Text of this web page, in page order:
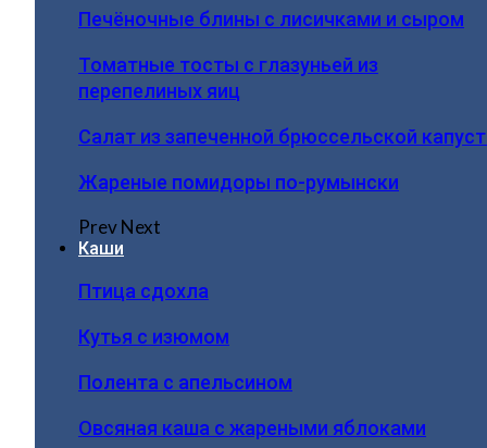
Печёночные блины с лисичками и сыром
Томатные тосты с глазуньей из
перепелиных яиц
Салат из запеченной брюссельской
Жареные помидоры по-румынски
PrevNext
Каши
Птица сдохла
Кутья с изюмом
Полента с апельсином
Овсяная каша с жареными яблоками